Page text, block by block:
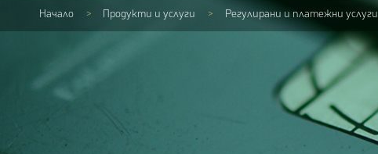
Начало > Продукти и услуги > Регулирани и платежни услуги